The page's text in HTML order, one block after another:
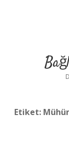
Etiket: